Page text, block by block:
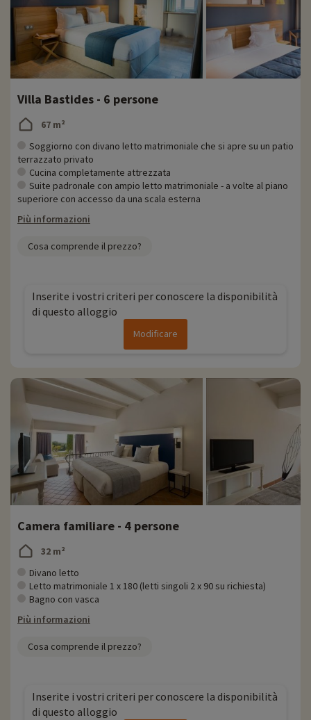
Villa Bastides - 6 persone
67 m²
Soggiorno con divano letto matrimoniale che si apre su un patio
terrazzato privato
Cucina completamente attrezzata
Suite padronale con ampio letto matrimoniale - a volte al piano
superiore con accesso da una scala esterna
Più informazioni
Cosa comprende il prezzo?
Inserite i vostri criteri per conoscere la disponibilità
di questo alloggio
Modificare
Camera familiare - 4 persone
32 m²
Divano letto
Letto matrimoniale 1 x 180 (letti singoli 2 x 90 su richiesta)
Bagno con vasca
Più informazioni
Cosa comprende il prezzo?
Inserite i vostri criteri per conoscere la disponibilità
di questo alloggio